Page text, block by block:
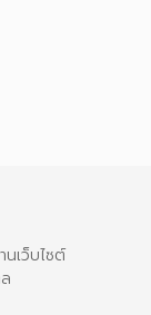
นเว็บไซต์